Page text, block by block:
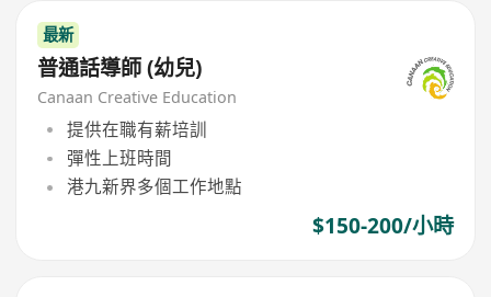
最新
普通話導師 (幼兒)
Canaan Creative Education
提供在職有薪培訓
彈性上班時間
港九新界多個工作地點
$150-200/小時